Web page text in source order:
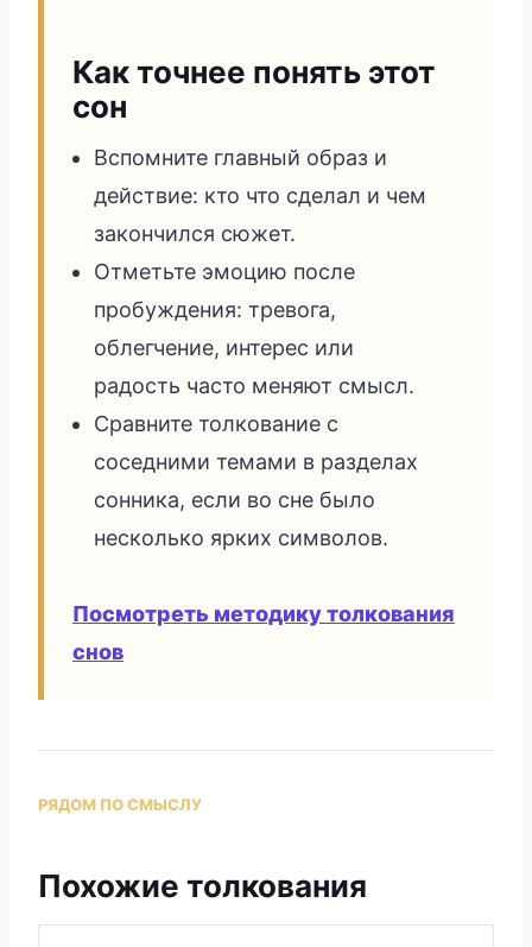
Как точнее понять этот
сон
Вспомните главный образ и
действие: кто что сделал и чем
закончился сюжет.
Отметьте эмоцию после
пробуждения: тревога,
облегчение, интерес или
радость часто меняют смысл.
Сравните толкование с
соседними темами в разделах
сонника, если во сне было
несколько ярких символов.
Посмотреть методику толкования
снов
РЯДОМ ПО СМЫСЛУ
Похожие толкования